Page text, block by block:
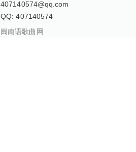
407140574@qq.com
QQ: 407140574
闽南语歌曲网